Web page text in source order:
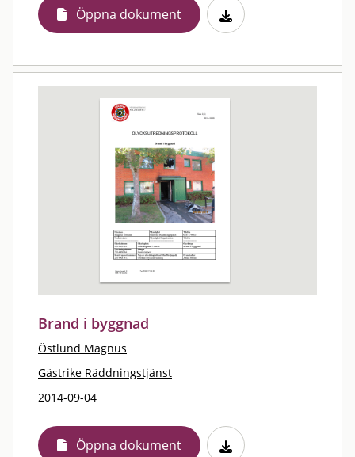
Öppna dokument
Brand i byggnad
Östlund Magnus
Gästrike Räddningstjänst
2014-09-04
Öppna dokument